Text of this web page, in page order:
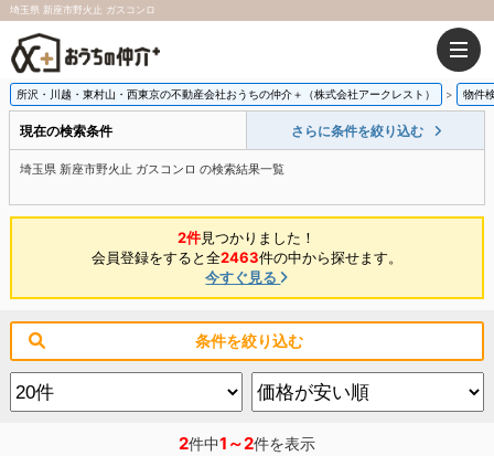
埼玉県 新座市野火止 ガスコンロ
所沢・川越・東村山・西東京の不動産会社おうちの仲介＋（株式会社アークレスト） 物件
現在の検索条件 さらに条件を絞り込む
埼玉県 新座市野火止 ガスコンロ の検索結果一覧
2件見つかりました！
会員登録をすると全2463件の中から探せます。
今すぐ見る
条件を絞り込む
2件中1～2件を表示